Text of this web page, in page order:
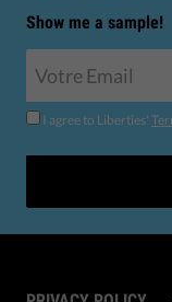
Show me a sample!
I agree to Liberties'